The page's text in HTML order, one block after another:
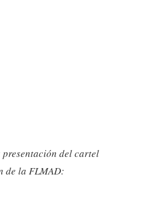
del cartel
de la FLMAD: